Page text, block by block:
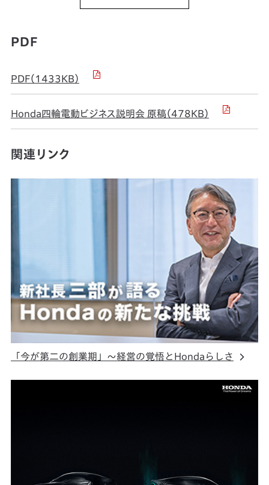
PDF
PDF（1433KB）
Honda四輪電動ビジネス説明会 原稿（478KB）
関連リンク
「今が第二の創業期」～経営の覚悟とHondaらしさ